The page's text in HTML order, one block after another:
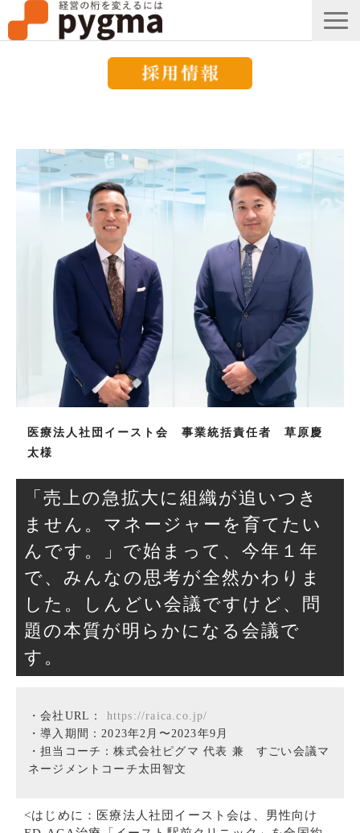
メッセージ
導入事例一覧
組織改革コラム
ピグマのブログ
セミナー
お知らせ
医療法人社団イースト会　事業統括責任者　草原慶
太様
「売上の急拡大に組織が追いつき
ません。マネージャーを育てたい
んです。」で始まって、今年１年
で、みんなの思考が全然かわりま
した。しんどい会議ですけど、問
題の本質が明らかになる会議で
す。
・会社URL： https://raica.co.jp/
・導入期間：2023年2月〜2023年9月
・担当コーチ：株式会社ピグマ 代表 兼 すごい会議マ
ネージメントコーチ太田智文
<はじめに：医療法人社団イースト会は、男性向け